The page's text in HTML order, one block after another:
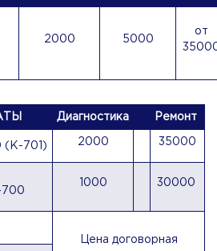
2000 5000
от
Диагностика Ремонт
(К-701) 2000 35000
1000 30000
Цена договорная